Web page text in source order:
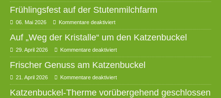
Frühlingsfest auf der Stutenmilchfarm
06. Mai 2026 Kommentare deaktiviert
Auf „Weg der Kristalle“ um den Katzenbuckel
29. April 2026 Kommentare deaktiviert
Frischer Genuss am Katzenbuckel
21. April 2026 Kommentare deaktiviert
Katzenbuckel-Therme vorübergehend geschlossen